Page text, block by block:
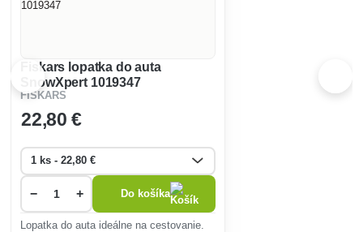
Fiskars lopatka do auta
SnowXpert 1019347
FISKARS
22,80 €
− + Do košíka
Lopatka do auta ideálne na cestovanie.